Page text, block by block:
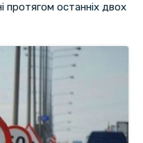
протягом останніх двох